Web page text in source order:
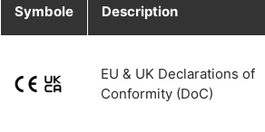
Symbole Description
EU & UK Declarations of
Conformity (DoC)